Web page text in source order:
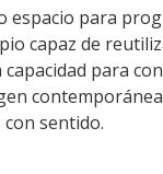
espacio para
capaz de
para
sentido.